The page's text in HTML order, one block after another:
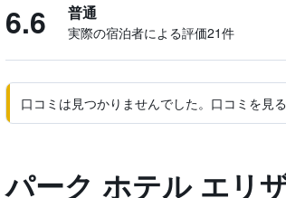
6.6 普通
実際の宿泊者による評価21​件
口コミは見つかりませんでした。口コミを見
パーク ホテル エリ